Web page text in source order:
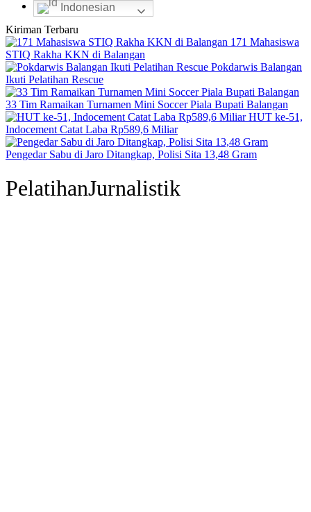
Indonesian
Kiriman Terbaru
171 Mahasiswa
STIQ Rakha KKN di Balangan
Pokdarwis Balangan
Ikuti Pelatihan Rescue
33 Tim Ramaikan Turnamen Mini Soccer Piala Bupati Balangan
HUT ke-51,
Indocement Catat Laba Rp589,6 Miliar
Pengedar Sabu di Jaro Ditangkap, Polisi Sita 13,48 Gram
PelatihanJurnalistik